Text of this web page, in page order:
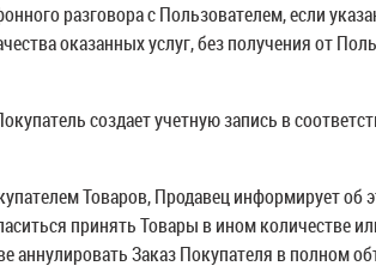
разговора с Пользователем, если
оказанных услуг, без получения от
создает учетную запись в
Товаров, Продавец информирует об
принять Товары в ином количестве
аннулировать Заказ Покупателя в полном